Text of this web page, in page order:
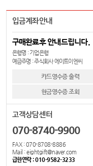
입금계좌안내
구매완료후 안내드립니다.
은행명 : 기업은행
예금주명 : 주식회사 에이트이엔씨
카드영수증 출력
현금영수증 조회
고객상담센터
070-8740-9900
FAX : 070-8708-8886
Mail : eightgift@naver.com
급한연락 : 010-9582-3233